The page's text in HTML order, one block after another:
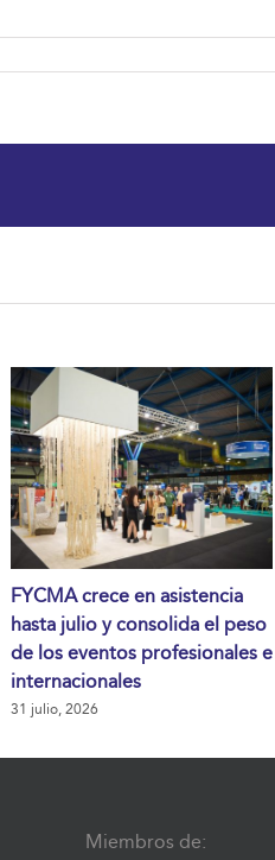
FYCMA crece en asistencia
hasta julio y consolida el peso
de los eventos profesionales e
internacionales
31 julio, 2026
Miembros de: